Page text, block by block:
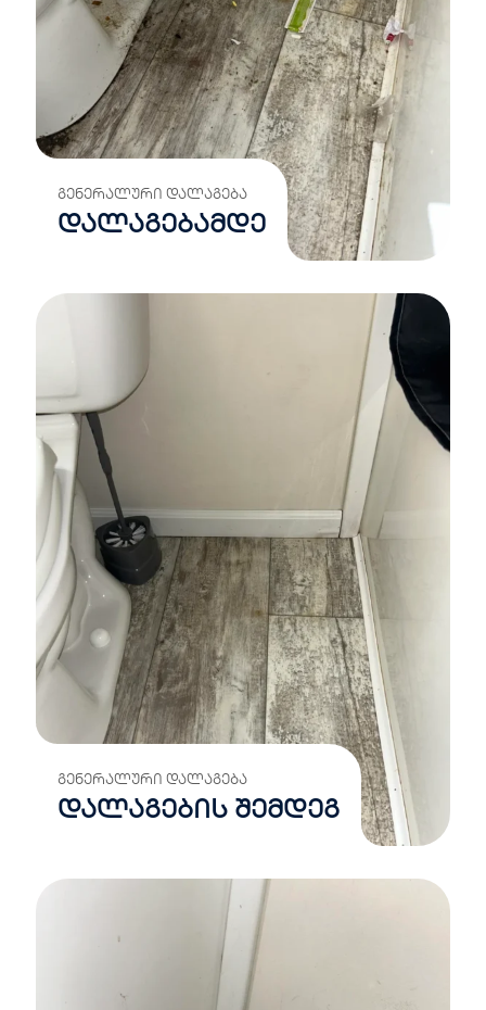
ᲒᲔᲜᲔᲠᲐᲚᲣᲠᲘ ᲓᲐᲚᲐᲒᲔᲑᲐ
დალაგებამდე
ᲒᲔᲜᲔᲠᲐᲚᲣᲠᲘ ᲓᲐᲚᲐᲒᲔᲑᲐ
დალაგების შემდეგ